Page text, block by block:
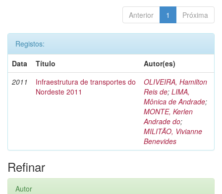
Anterior 1 Próxima
Registos:
Data
Título
Autor(es)
2011
Infraestrutura de transportes do
Nordeste 2011
OLIVEIRA, Hamilton
Reis de; LIMA,
Mônica de Andrade;
MONTE, Kerlen
Andrade do;
MILITÃO, Vivianne
Benevides
Refinar
Autor